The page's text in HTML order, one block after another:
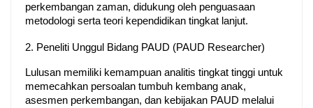
perkembangan zaman, didukung oleh penguasaan
metodologi serta teori kependidikan tingkat lanjut.
2. Peneliti Unggul Bidang PAUD (PAUD Researcher)
Lulusan memiliki kemampuan analitis tingkat tinggi untuk
memecahkan persoalan tumbuh kembang anak,
asesmen perkembangan, dan kebijakan PAUD melalui